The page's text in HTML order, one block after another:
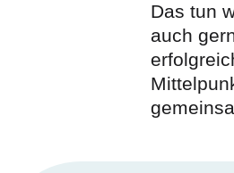
Das tun
auch